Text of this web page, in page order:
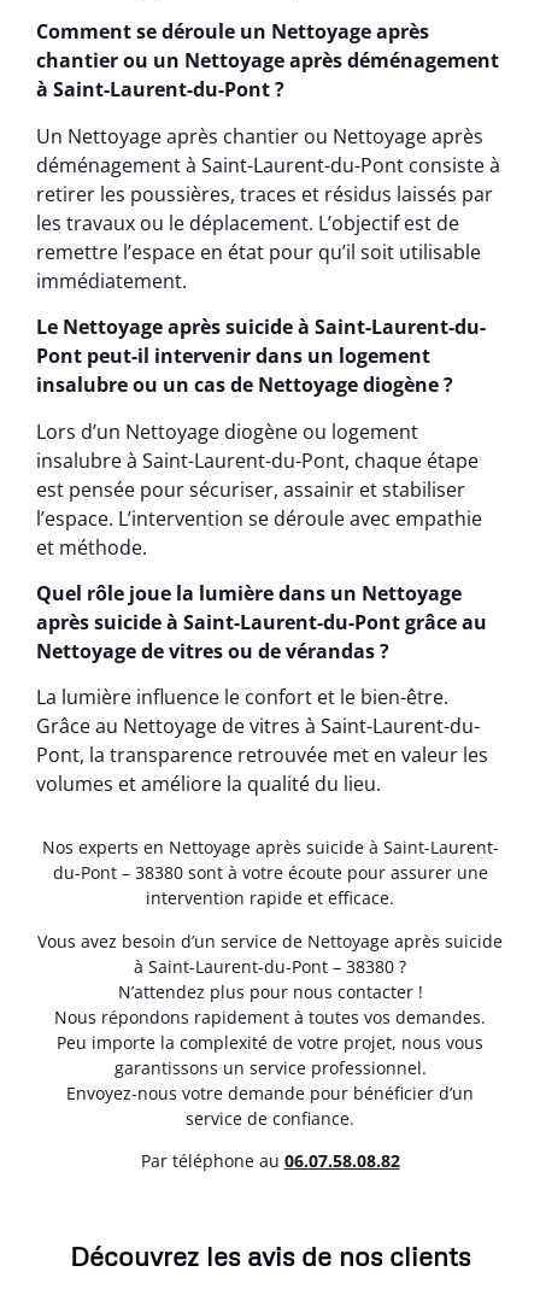
Comment se déroule un Nettoyage après
chantier ou un Nettoyage après déménagement
à Saint-Laurent-du-Pont ?
Un Nettoyage après chantier ou Nettoyage après
déménagement à Saint-Laurent-du-Pont consiste à
retirer les poussières, traces et résidus laissés par
les travaux ou le déplacement. L’objectif est de
remettre l’espace en état pour qu’il soit utilisable
immédiatement.
Le Nettoyage après suicide à Saint-Laurent-du-
Pont peut-il intervenir dans un logement
insalubre ou un cas de Nettoyage diogène ?
Lors d’un Nettoyage diogène ou logement
insalubre à Saint-Laurent-du-Pont, chaque étape
est pensée pour sécuriser, assainir et stabiliser
l’espace. L’intervention se déroule avec empathie
et méthode.
Quel rôle joue la lumière dans un Nettoyage
après suicide à Saint-Laurent-du-Pont grâce au
Nettoyage de vitres ou de vérandas ?
La lumière influence le confort et le bien-être.
Grâce au Nettoyage de vitres à Saint-Laurent-du-
Pont, la transparence retrouvée met en valeur les
volumes et améliore la qualité du lieu.
Nos experts en Nettoyage après suicide à Saint-Laurent-
du-Pont – 38380 sont à votre écoute pour assurer une
intervention rapide et efficace.
Vous avez besoin d’un service de Nettoyage après suicide
à Saint-Laurent-du-Pont – 38380 ?
N’attendez plus pour nous contacter !
Nous répondons rapidement à toutes vos demandes.
Peu importe la complexité de votre projet, nous vous
garantissons un service professionnel.
Envoyez-nous votre demande pour bénéficier d’un
service de confiance.
Par téléphone au 06.07.58.08.82
Découvrez les avis de nos clients